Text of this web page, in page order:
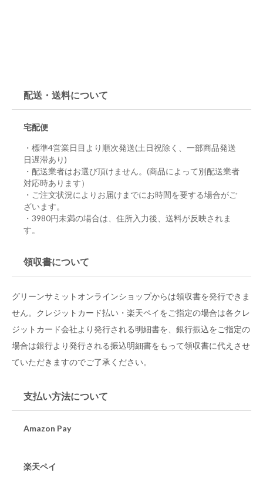
配送・送料について
宅配便
・標準4営業日目より順次発送(土日祝除く、一部商品発送
日遅滞あり)
・配送業者はお選び頂けません。(商品によって別配送業者
対応時あります）
・ご注文状況によりお届けまでにお時間を要する場合がご
ざいます。
・3980円未満の場合は、住所入力後、送料が反映されま
す。
領収書について
グリーンサミットオンラインショップからは領収書を発行できま
せん。クレジットカード払い・楽天ペイをご指定の場合は各クレ
ジットカード会社より発行される明細書を、銀行振込をご指定の
場合は銀行より発行される振込明細書をもって領収書に代えさせ
ていただきますのでご了承ください。
支払い方法について
Amazon Pay
楽天ペイ